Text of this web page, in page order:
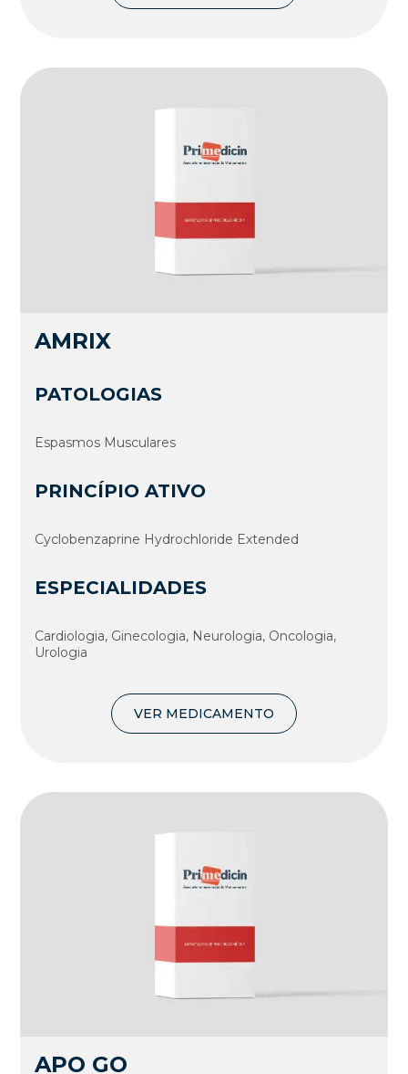
AMRIX
PATOLOGIAS
Espasmos Musculares
PRINCÍPIO ATIVO
Cyclobenzaprine Hydrochloride Extended
ESPECIALIDADES
Cardiologia, Ginecologia, Neurologia, Oncologia,
Urologia
VER MEDICAMENTO
APO GO